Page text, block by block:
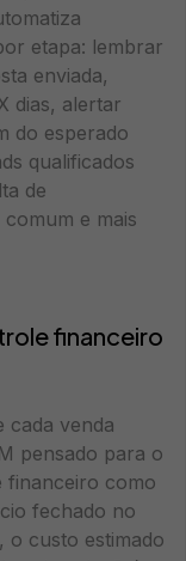
etapa: lembrar
enviada,
dias, alertar
do esperado
qualificados
de
e mais
financeiro
cada venda
pensado para o
financeiro como
fechado no
o custo estimado